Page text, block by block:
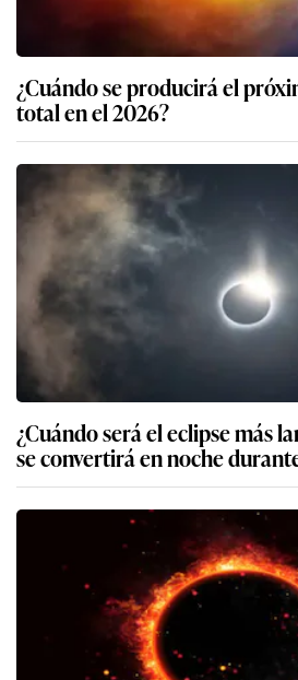
¿Cuándo se producirá el
total en el 2026?
¿Cuándo será el eclipse más
se convertirá en noche